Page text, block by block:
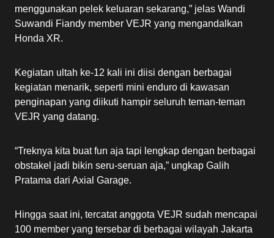
menggunakan pelek keluaran sekarang,” jelas Wandi
Suwandi Fiandy member VEJR yang mengandalkan
Honda XR.
Kegiatan ultah ke-12 kali ini diisi dengan berbagai
kegiatan menarik, seperti mini enduro di kawasan
penginapan yang diikuti hampir seluruh teman-teman
VEJR yang datang.
“Treknya kita buat fun aja tapi lengkap dengan berbagai
obstakel jadi bikin seru-seruan aja,” ungkap Galih
Pratama dari Axial Garage.
Hingga saat ini, tercatat anggota VEJR sudah mencapai
100 member yang tersebar di berbagai wilayah Jakarta